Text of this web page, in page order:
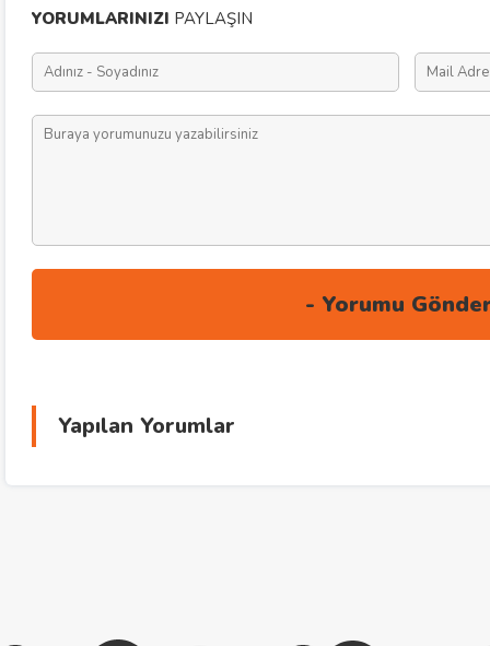
YORUMLARINIZI PAYLAŞIN
Yapılan Yorumlar